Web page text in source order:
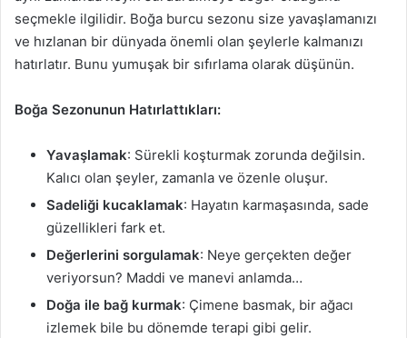
seçmekle ilgilidir. Boğa burcu sezonu size yavaşlamanızı
ve hızlanan bir dünyada önemli olan şeylerle kalmanızı
hatırlatır. Bunu yumuşak bir sıfırlama olarak düşünün.
Boğa Sezonunun Hatırlattıkları:
Yavaşlamak: Sürekli koşturmak zorunda değilsin.
Kalıcı olan şeyler, zamanla ve özenle oluşur.
Sadeliği kucaklamak: Hayatın karmaşasında, sade
güzellikleri fark et.
Değerlerini sorgulamak: Neye gerçekten değer
veriyorsun? Maddi ve manevi anlamda…
Doğa ile bağ kurmak: Çimene basmak, bir ağacı
izlemek bile bu dönemde terapi gibi gelir.